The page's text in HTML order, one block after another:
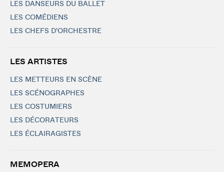
LES DANSEURS DU BALLET
LES COMÉDIENS
LES CHEFS D'ORCHESTRE
LES ARTISTES
LES METTEURS EN SCÈNE
LES SCÉNOGRAPHES
LES COSTUMIERS
LES DÉCORATEURS
LES ÉCLAIRAGISTES
MEMOPERA